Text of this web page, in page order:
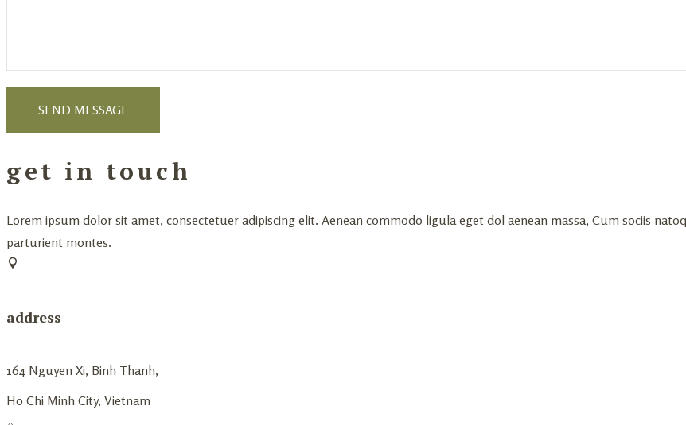
get in touch
Lorem ipsum dolor sit amet, consectetuer adipiscing elit. Aenean commodo ligula eget dol aenean massa, Cum sociis
parturient montes.
address
164 Nguyen Xi, Binh Thanh,
Ho Chi Minh City, Vietnam